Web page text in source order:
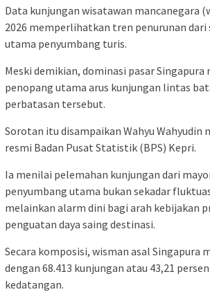
Data kunjungan wisatawan mancanegara
2026 memperlihatkan tren penurunan dari
utama penyumbang turis.
Meski demikian, dominasi pasar Singapura
penopang utama arus kunjungan lintas
perbatasan tersebut.
Sorotan itu disampaikan Wahyu Wahyudin
resmi Badan Pusat Statistik (BPS) Kepri.
Ia menilai pelemahan kunjungan dari
penyumbang utama bukan sekadar
melainkan alarm dini bagi arah kebijakan
penguatan daya saing destinasi.
Secara komposisi, wisman asal Singapura
dengan 68.413 kunjungan atau 43,21
kedatangan.